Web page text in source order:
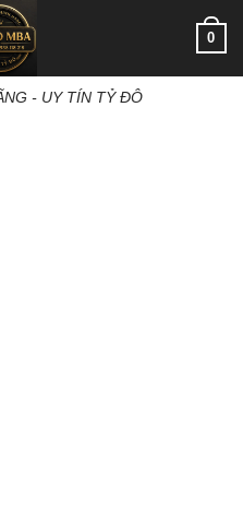
- UY TÍN TỶ ĐÔ
0